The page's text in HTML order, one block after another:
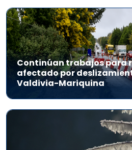
Continúan trabajos para
afectado por
Valdivia-Mariquina